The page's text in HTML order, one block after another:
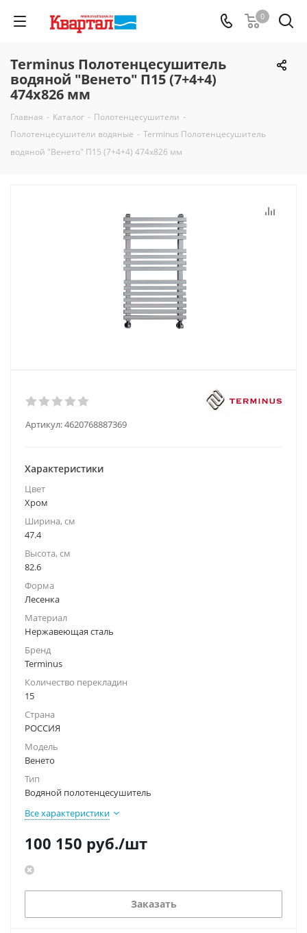
0
Terminus Полотенцесушитель
водяной "Венето" П15 (7+4+4)
474х826 мм
Главная - Каталог - Полотенцесушители -
Полотенцесушители водяные - Terminus Полотенцесушитель
водяной "Венето" П15 (7+4+4) 474х826 мм
Артикул:4620768887369
Характеристики
Цвет
Хром
Ширина, см
47.4
Высота, см
82.6
Форма
Лесенка
Материал
Нержавеющая сталь
Бренд
Terminus
Количество перекладин
15
Страна
РОССИЯ
Модель
Венето
Тип
Водяной полотенцесушитель
Все характеристики
100 150 руб./шт
Заказать